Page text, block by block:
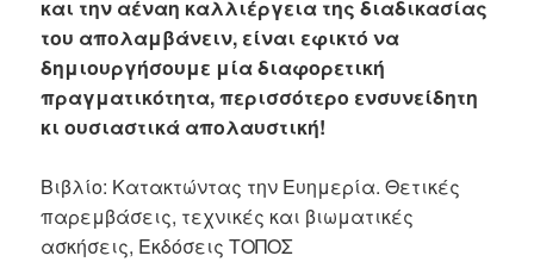
και την αέναη καλλιέργεια της διαδικασίας
του απολαμβάνειν, είναι εφικτό να
δημιουργήσουμε μία διαφορετική
πραγματικότητα, περισσότερο ενσυνείδητη
κι ουσιαστικά απολαυστική!
Βιβλίο: Κατακτώντας την Ευημερία. Θετικές
παρεμβάσεις, τεχνικές και βιωματικές
ασκήσεις, Εκδόσεις ΤΟΠΟΣ